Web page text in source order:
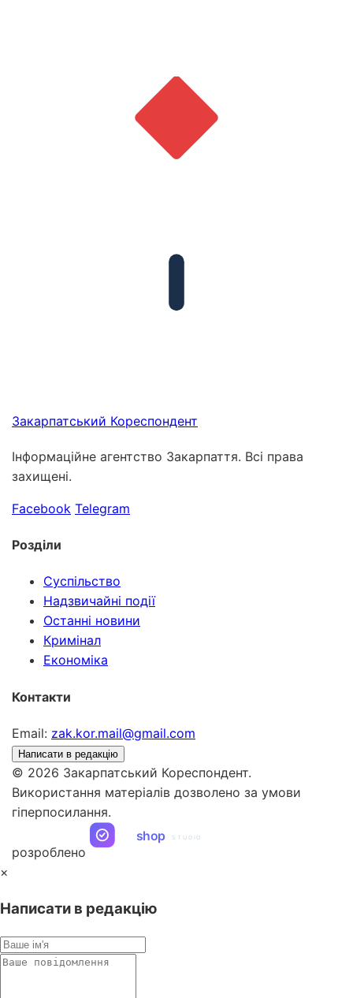
Закарпатський Кореспондент
Інформаційне агентство Закарпаття. Всі права
захищені.
Facebook Telegram
Розділи
Суспільство
Надзвичайні події
Останні новини
Кримінал
Економіка
Контакти
Email: zak.kor.mail@gmail.com
Написати в редакцію
© 2026 Закарпатський Кореспондент.
Використання матеріалів дозволено за умови
гіперпосилання.
розроблено
shop STUDIO
×
Написати в редакцію